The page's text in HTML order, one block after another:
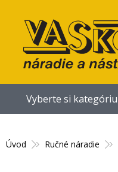
Úvod Ručné náradie
Vyberte si kategóriu